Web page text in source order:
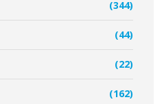
(344)
(44)
(22)
(162)